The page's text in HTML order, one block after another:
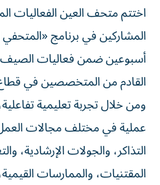
اختتم متحف العين الفعاليات
المشاركين في برنامج
أسبوعين ضمن فعاليات
القادم من المتخصصين في
ومن خلال تجربة تعليمية
عملية في مختلف مجالات
التذاكر، والجولات الإرشادية،
المقتنيات، والممارسات